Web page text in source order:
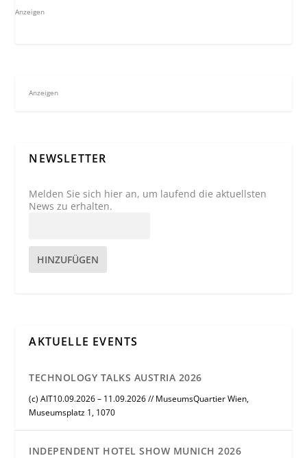
Anzeigen
Anzeigen
NEWSLETTER
Melden Sie sich hier an, um laufend die aktuellsten
News zu erhalten.
HINZUFÜGEN
AKTUELLE EVENTS
TECHNOLOGY TALKS AUSTRIA 2026
(c) AIT10.09.2026 – 11.09.2026 // MuseumsQuartier Wien,
Museumsplatz 1, 1070
INDEPENDENT HOTEL SHOW MUNICH 2026